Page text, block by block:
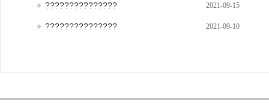
??????????????? 2021-09-15
??????????????? 2021-09-10